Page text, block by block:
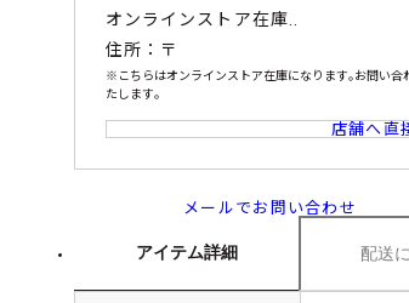
オンラインストア在庫..
住所：〒
※こちらはオンラインストア在庫になります｡お問い
たします｡
店舗へ直
メールでお問い合わせ
アイテム詳細 配送